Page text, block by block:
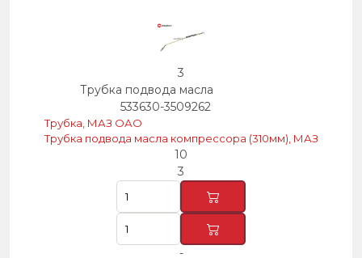
3
Трубка подвода масла
533630-3509262
Трубка, МАЗ ОАО
Трубка подвода масла компрессора (310мм), МАЗ
10
3
-